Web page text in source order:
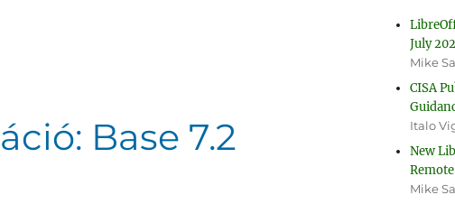
Base 7.2
July
Mike
CISA
Italo
New
Remote
Mike